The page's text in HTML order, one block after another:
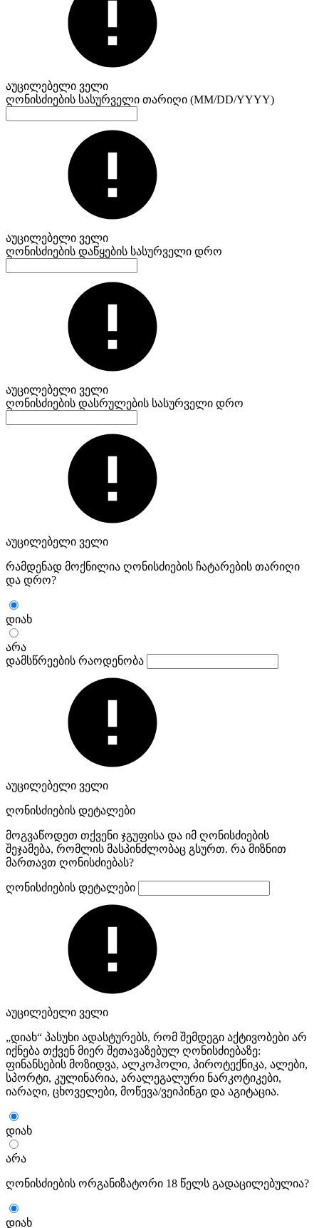
აუცილებელი ველი
ღონისძიების სასურველი თარიღი (MM/DD/YYYY)
აუცილებელი ველი
ღონისძიების დაწყების სასურველი დრო
აუცილებელი ველი
ღონისძიების დასრულების სასურველი დრო
აუცილებელი ველი
რამდენად მოქნილია ღონისძიების ჩატარების თარიღი
და დრო?
დიახ
არა
დამსწრეების რაოდენობა
აუცილებელი ველი
ღონისძიების დეტალები
მოგვაწოდეთ თქვენი ჯგუფისა და იმ ღონისძიების
შეჯამება, რომლის მასპინძლობაც გსურთ. რა მიზნით
მართავთ ღონისძიებას?
ღონისძიების დეტალები
აუცილებელი ველი
„დიახ“ პასუხი ადასტურებს, რომ შემდეგი აქტივობები არ
იქნება თქვენ მიერ შეთავაზებულ ღონისძიებაზე:
ფინანსების მოზიდვა, ალკოჰოლი, პიროტექნიკა, ალები,
სპორტი, კულინარია, არალეგალური ნარკოტიკები,
იარაღი, ცხოველები, მოწევა/ვეიპინგი და აგიტაცია.
დიახ
არა
ღონისძიების ორგანიზატორი 18 წელს გადაცილებულია?
დიახ